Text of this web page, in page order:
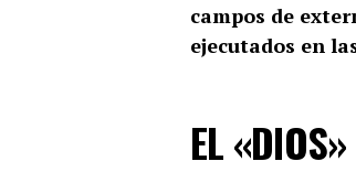
campos de
ejecutados en
EL